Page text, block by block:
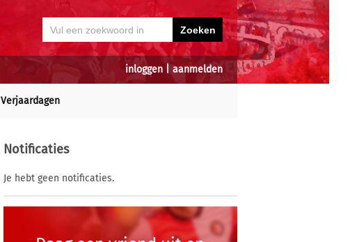
inloggen aanmelden
Verjaardagen
Notificaties
Je hebt geen notificaties.